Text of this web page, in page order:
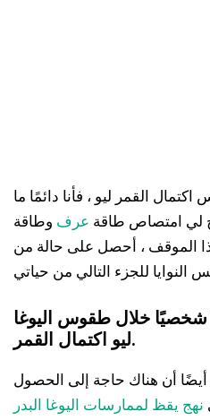
القمر ليو ، فأنا دائمًا ما
لي امتصاص طاقة عرف وطاقة
الموقف ، أحصل على حالة من
شخصيًا خلال طقوس اليوغا
ليو اكتمال القمر.
أن هناك حاجة إلى الحصول
نهج يقظ لممارسات اليوغا البدر